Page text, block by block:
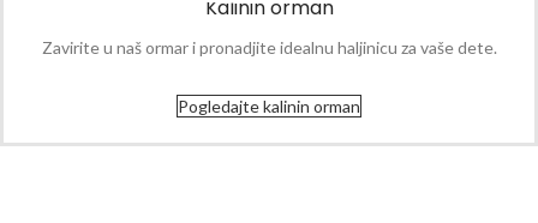
Kalinin orman
Zavirite u naš ormar i pronadjite idealnu haljinicu za vaše dete.
Pogledajte kalinin orman